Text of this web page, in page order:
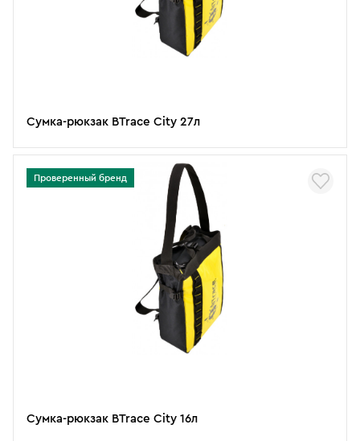
Сумка-рюкзак BTrace City 27л
Проверенный бренд
Сумка-рюкзак BTrace City 16л